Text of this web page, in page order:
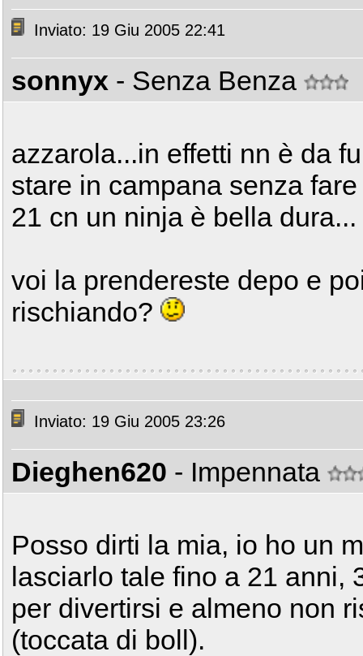
Inviato: 19 Giu 2005 22:41
sonnyx - Senza Benza
azzarola...in effetti nn è da
stare in campana senza
21 cn un ninja è bella dura...
voi la prendereste depo e
rischiando?
Inviato: 19 Giu 2005 23:26
Dieghen620 - Impennata
Posso dirti la mia, io ho un
lasciarlo tale fino a 21 anni,
per divertirsi e almeno non
(toccata di boll).